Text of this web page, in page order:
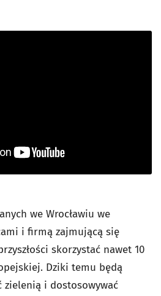
we Wrocławiu we
i firmą zajmującą się
skorzystać nawet 10
Dziki temu będą
zielenią i dostosowywać